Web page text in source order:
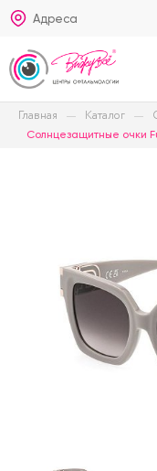
Адреса
Главная Каталог
Солнцезащитные очки